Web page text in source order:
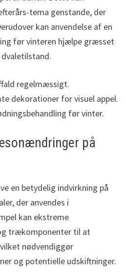
tema genstande, der
kan anvendelse af en
før vinteren hjælpe græsset
regelmæssigt.
dekorationer for visuel appel.
før vinter.
på
en betydelig indvirkning på
der anvendes i
kan ekstreme
trækomponenter til at
nødvendiggør
og potentielle udskiftninger.